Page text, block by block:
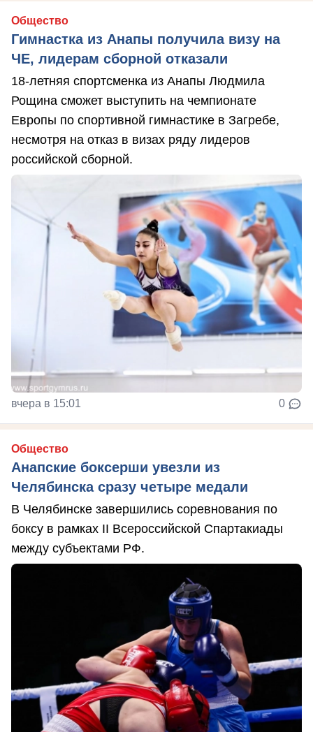
Общество
Гимнастка из Анапы получила визу на
ЧЕ, лидерам сборной отказали
18-летняя спортсменка из Анапы Людмила
Рощина сможет выступить на чемпионате
Европы по спортивной гимнастике в Загребе,
несмотря на отказ в визах ряду лидеров
российской сборной.
вчера в 15:01 0
Общество
Анапские боксерши увезли из
Челябинска сразу четыре медали
В Челябинске завершились соревнования по
боксу в рамках II Всероссийской Спартакиады
между субъектами РФ.